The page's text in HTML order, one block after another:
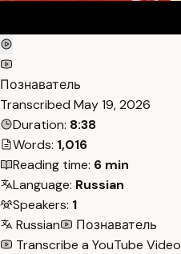
Познаватель
Transcribed May 19, 2026
Duration: 8:38
Words: 1,016
Reading time: 6 min
Language: Russian
Speakers: 1
Russian
Познаватель
Transcribe a YouTube Video